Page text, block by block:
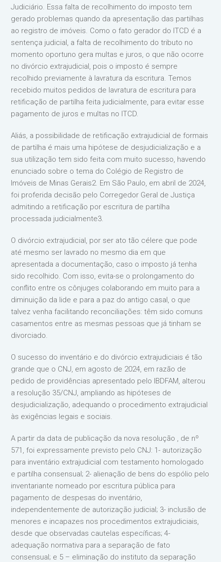
Judiciário. Essa falta de recolhimento do imposto tem
gerado problemas quando da apresentação das partilhas
ao registro de imóveis. Como o fato gerador do ITCD é a
sentença judicial, a falta de recolhimento do tributo no
momento oportuno gera multas e juros, o que não ocorre
no divórcio extrajudicial, pois o imposto é sempre
recolhido previamente à lavratura da escritura. Temos
recebido muitos pedidos de lavratura de escritura para
retificação de partilha feita judicialmente, para evitar esse
pagamento de juros e multas no ITCD.
Aliás, a possibilidade de retificação extrajudicial de formais
de partilha é mais uma hipótese de desjudicialização e a
sua utilização tem sido feita com muito sucesso, havendo
enunciado sobre o tema do Colégio de Registro de
Imóveis de Minas Gerais2. Em São Paulo, em abril de 2024,
foi proferida decisão pelo Corregedor Geral de Justiça
admitindo a retificação por escritura de partilha
processada judicialmente3.
O divórcio extrajudicial, por ser ato tão célere que pode
até mesmo ser lavrado no mesmo dia em que
apresentada a documentação, caso o imposto já tenha
sido recolhido. Com isso, evita-se o prolongamento do
conflito entre os cônjuges colaborando em muito para a
diminuição da lide e para a paz do antigo casal, o que
talvez venha facilitando reconciliações: têm sido comuns
casamentos entre as mesmas pessoas que já tinham se
divorciado.
O sucesso do inventário e do divórcio extrajudiciais é tão
grande que o CNJ, em agosto de 2024, em razão de
pedido de providências apresentado pelo IBDFAM, alterou
a resolução 35/CNJ, ampliando as hipóteses de
desjudicialização, adequando o procedimento extrajudicial
às exigências legais e sociais.
A partir da data de publicação da nova resolução , de nº
571, foi expressamente previsto pelo CNJ: 1- autorização
para inventário extrajudicial com testamento homologado
e partilha consensual; 2- alienação de bens do espólio pelo
inventariante nomeado por escritura pública para
pagamento de despesas do inventário,
independentemente de autorização judicial; 3- inclusão de
menores e incapazes nos procedimentos extrajudiciais,
desde que observadas cautelas específicas; 4-
adequação normativa para a separação de fato
consensual; e 5 – eliminação do instituto da separação